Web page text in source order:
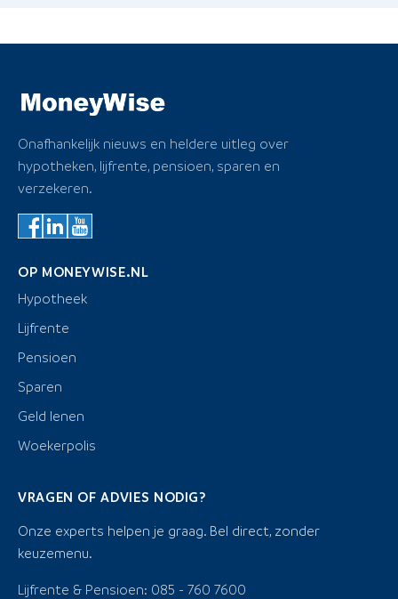
Onafhankelijk nieuws en heldere uitleg over
hypotheken, lijfrente, pensioen, sparen en
verzekeren.
OP MONEYWISE.NL
Hypotheek
Lijfrente
Pensioen
Sparen
Geld lenen
Woekerpolis
VRAGEN OF ADVIES NODIG?
Onze experts helpen je graag. Bel direct, zonder
keuzemenu.
Lijfrente & Pensioen: 085 - 760 7600